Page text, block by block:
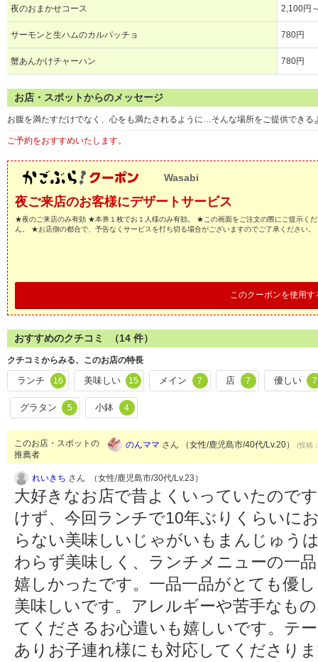
夜のおまかせコース 2,100円
サーモンと生ハムのカルパッチョ 780円
蟹あんかけチャーハン 780円
お店・スポットからのメッセージ
お腹を満たすだけでなく、心をも満たされるように…そんな場所をご提供できる
ご予約をおすすめいたします。
Wasabi
夜ご来店のお客様にデザートサービス
★夜のご来店のみ有効 ★本券１枚でお１人様のみ有効。 ★この画面をご注文の際にご提示く
ん。 ★お店側の都合で、予告なくサービスを打ち切る場合がございますのでご了承ください。
このクーポンを使用す
おすすめのクチコミ （14 件）
クチコミからみる、このお店の特長
ランチ 16 美味しい 15 メイン 7 店 7 優しい 7
グラタン 5 小鉢 4
このお店・スポットの
推薦者
のんママ さん （女性/鹿児島市/40代/Lv.20） (投稿
れいきち さん （女性/鹿児島市/30代/Lv.23）
大好きなお店で昔よくいっていたので
けず、今回ランチで10年ぶりくらいに
らない美味しいじゃがいもまんじゅう
わらず美味しく、ランチメニューの一
嬉しかったです。一品一品がとても優
美味しいです。アレルギーや苦手なも
てくださるお心遣いも嬉しいです。テ
ありお子連れ様にも対応してくださり